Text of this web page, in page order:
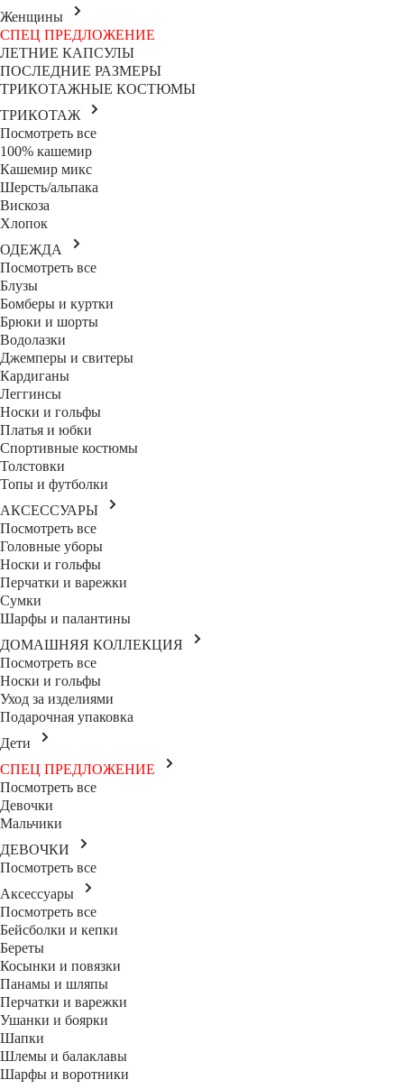
Женщины
СПЕЦ ПРЕДЛОЖЕНИЕ
ЛЕТНИЕ КАПСУЛЫ
ПОСЛЕДНИЕ РАЗМЕРЫ
ТРИКОТАЖНЫЕ КОСТЮМЫ
ТРИКОТАЖ
Посмотреть все
100% кашемир
Кашемир микс
Шерсть/альпака
Вискоза
Хлопок
ОДЕЖДА
Посмотреть все
Блузы
Бомберы и куртки
Брюки и шорты
Водолазки
Джемперы и свитеры
Кардиганы
Леггинсы
Носки и гольфы
Платья и юбки
Спортивные костюмы
Толстовки
Топы и футболки
АКСЕССУАРЫ
Посмотреть все
Головные уборы
Носки и гольфы
Перчатки и варежки
Сумки
Шарфы и палантины
ДОМАШНЯЯ КОЛЛЕКЦИЯ
Посмотреть все
Носки и гольфы
Уход за изделиями
Подарочная упаковка
Дети
СПЕЦ ПРЕДЛОЖЕНИЕ
Посмотреть все
Девочки
Мальчики
ДЕВОЧКИ
Посмотреть все
Аксессуары
Посмотреть все
Бейсболки и кепки
Береты
Косынки и повязки
Панамы и шляпы
Перчатки и варежки
Ушанки и боярки
Шапки
Шлемы и балаклавы
Шарфы и воротники